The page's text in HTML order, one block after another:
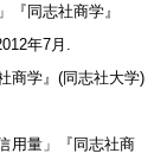
『同志社商学』
年7月.
商学』(同志社大学)
用量」『同志社商